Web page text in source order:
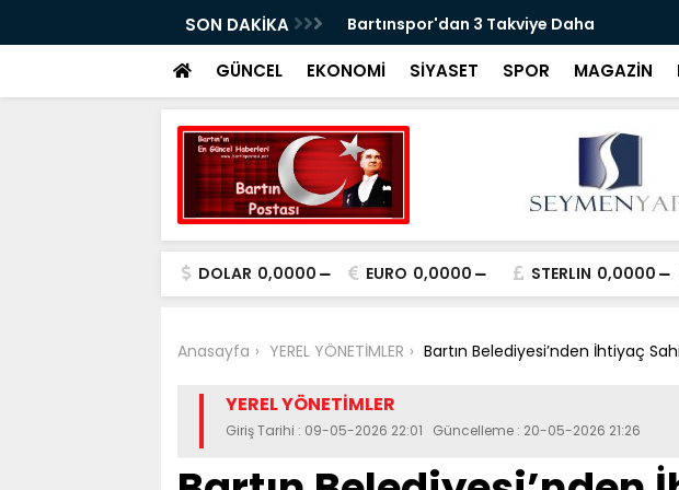
SON DAKİKA Bartınspor'dan 3 Takviye Daha
GÜNCEL EKONOMİ SİYASET SPOR MAGAZİN
DOLAR 0,0000 EURO 0,0000 STERLIN 0,0000
Anasayfa YEREL YÖNETİMLER Bartın Belediyesi’nden İhtiyaç
YEREL YÖNETİMLER
Giriş Tarihi : 09-05-2026 22:01 Güncelleme : 20-05-2026 21:26